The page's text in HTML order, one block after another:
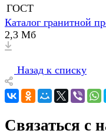
ГОСТ
Каталог гранитной
2,3 Мб
Назад к списку
Связаться с